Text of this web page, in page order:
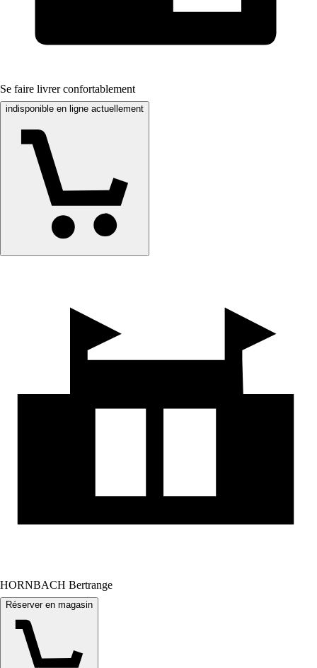
Se faire livrer confortablement
indisponible en ligne actuellement
HORNBACH Bertrange
Réserver en magasin